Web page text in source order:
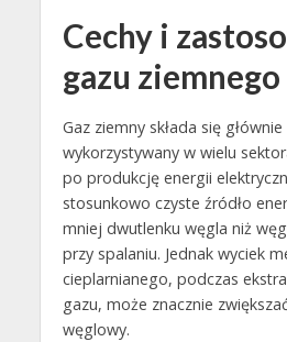
Cechy i
gazu ziemnego
Gaz ziemny składa się
wykorzystywany w wielu
po produkcję energii
stosunkowo czyste źródło
mniej dwutlenku węgla niż
przy spalaniu. Jednak wyciek
cieplarnianego, podczas
gazu, może znacznie
węglowy.